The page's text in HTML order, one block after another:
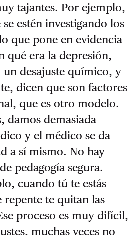
tajantes. Por ejemplo,
estén investigando los
que pone en evidencia
qué era la depresión,
desajuste químico, y
dicen que son factores
que es otro modelo.
damos demasiada
y el médico se da
a sí mismo. No hay
pedagogía segura.
cuando tú te estás
te quitan las
proceso es muy difícil,
muchas veces no